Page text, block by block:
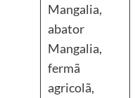
Mangalia,
abator
Mangalia,
fermã
agricolã,